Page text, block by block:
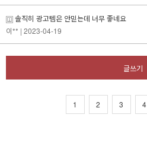
솔직히 광고템은 안믿는데 너무 좋네요
이** | 2023-04-19
글쓰기
1 2 3 4